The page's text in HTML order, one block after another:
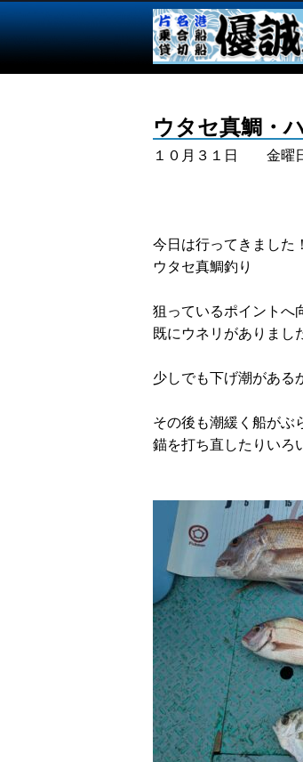
ウタセ真鯛・
１０月３１日 金曜
今日は行ってきました！
ウタセ真鯛釣り
狙っているポイントへ
既にウネリがありまし
少しでも下げ潮がある
その後も潮緩く船がぶ
錨を打ち直したりい